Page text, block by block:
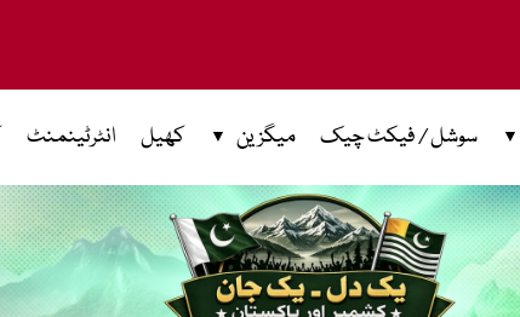
سوشل / فیکٹ چیک میگزین کھیل انٹرٹینمنٹ